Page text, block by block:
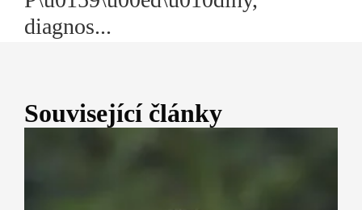
diagnos...
Související články